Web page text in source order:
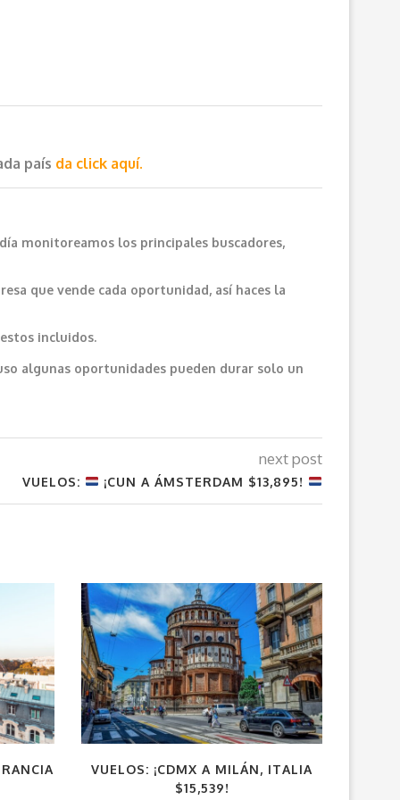
país da click aquí.
monitoreamos los principales buscadores,
que vende cada oportunidad, así haces la
incluidos.
algunas oportunidades pueden durar solo un
next post
VUELOS: ¡CUN A ÁMSTERDAM $13,895!
VUELOS: ¡CDMX A MILÁN, ITALIA
$15,539!